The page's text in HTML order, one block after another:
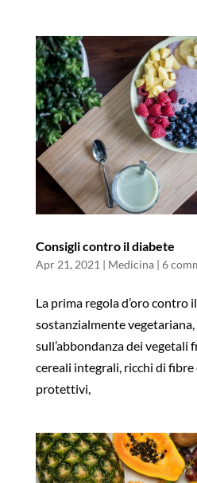
Consigli contro il diabete
Apr 21, 2021 | Medicina| 6
La prima regola d’oro contro
sostanzialmente vegetariana,
sull’abbondanza dei vegetali
cereali integrali, ricchi di
protettivi,